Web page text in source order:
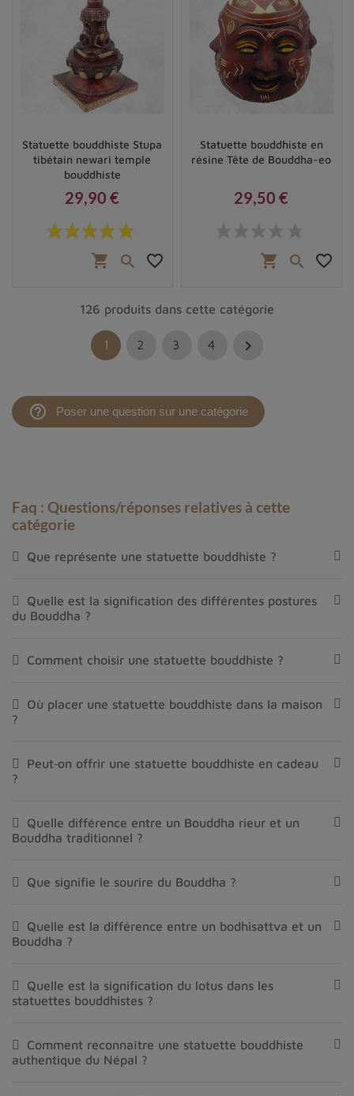
Statuette bouddhiste Stupa
tibétain newari temple
bouddhiste
Prix
29,90 €
shopping_cart  favorite_border
Statuette bouddhiste en
résine Tête de Bouddha-eo
29,50 €
shopping_cart  favorite_border
126 produits dans cette catégorie
1 2 3 4 
help_outline Poser une question sur une catégorie
Faq : Questions/réponses relatives à cette
catégorie
Que représente une statuette bouddhiste ?
Quelle est la signification des différentes postures
du Bouddha ?
Comment choisir une statuette bouddhiste ?
Où placer une statuette bouddhiste dans la maison
?
Peut‑on offrir une statuette bouddhiste en cadeau
?
Quelle différence entre un Bouddha rieur et un
Bouddha traditionnel ?
Que signifie le sourire du Bouddha ?
Quelle est la différence entre un bodhisattva et un
Bouddha ?
Quelle est la signification du lotus dans les
statuettes bouddhistes ?
Comment reconnaître une statuette bouddhiste
authentique du Népal ?